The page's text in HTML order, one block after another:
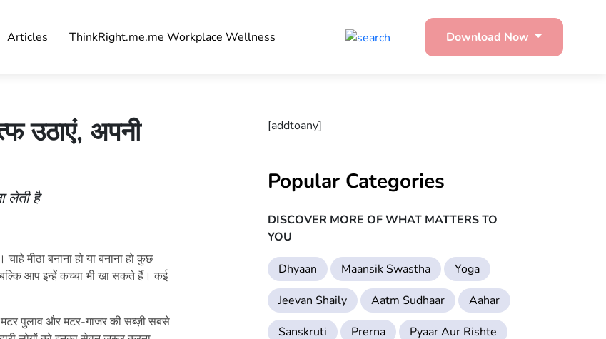
Articles ThinkRight.me.me Workplace Wellness Download Now
उठाएं, अपनी
लेती है
मीठा बनाना हो या बनाना हो कुछ
आप इन्हें कच्चा भी खा सकते हैं। कई
मटर पुलाव और मटर-गाजर की सब्ज़ी सबसे
[addtoany]
Popular Categories
DISCOVER MORE OF WHAT MATTERS TO
YOU
Dhyaan Maansik Swastha
Yoga
Jeevan Shaily
Aatm Sudhaar
Aahar
Sanskruti
Prerna
Pyaar Aur Rishte